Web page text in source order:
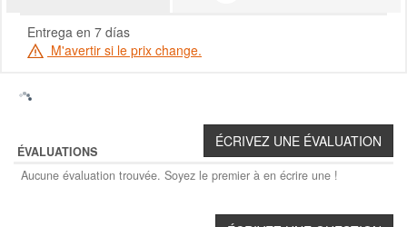
Entrega en 7 días
M'avertir si le prix change.
ÉVALUATIONS
Aucune évaluation trouvée. Soyez le premier à en écrire une !